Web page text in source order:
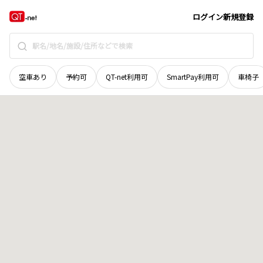
ログイン新規登録
空車あり 予約可 QT-net利用可 SmartPay利用可 車椅子
宮城県